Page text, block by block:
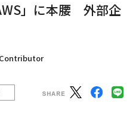
」に本腰 外部企